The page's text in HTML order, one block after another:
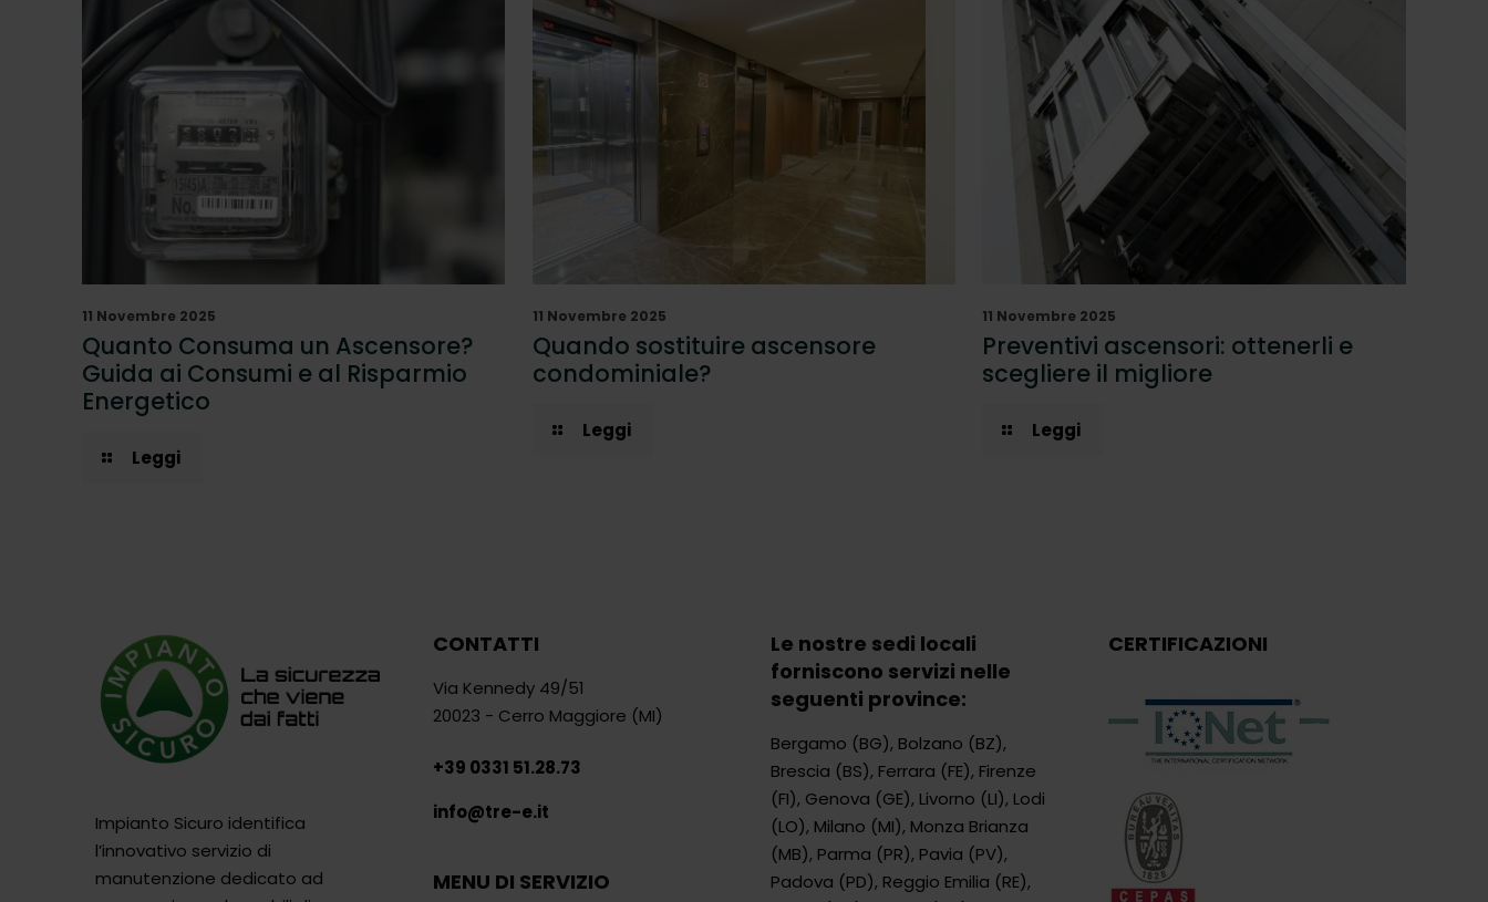
11 Novembre 2025
Quanto Consuma un Ascensore?
Guida ai Consumi e al Risparmio
Energetico
Leggi
11 Novembre 2025
Quando sostituire ascensore
condominiale?
Leggi
11 Novembre 2025
Preventivi ascensori: ottenerli e
scegliere il migliore
Leggi
Impianto Sicuro identifica
l’innovativo servizio di
manutenzione dedicato ad
CONTATTI
Via Kennedy 49/51
20023 - Cerro Maggiore (MI)
+39 0331 51.28.73
info@tre-e.it
MENU DI SERVIZIO
Le nostre sedi locali
forniscono servizi nelle
seguenti province:
Bergamo (BG), Bolzano (BZ),
Brescia (BS), Ferrara (FE), Firenze
(FI), Genova (GE), Livorno (LI), Lodi
(LO), Milano (MI), Monza Brianza
(MB), Parma (PR), Pavia (PV),
Padova (PD), Reggio Emilia (RE),
CERTIFICAZIONI